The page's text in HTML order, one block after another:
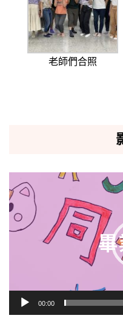
老師們合照
訊
播
放
00:00